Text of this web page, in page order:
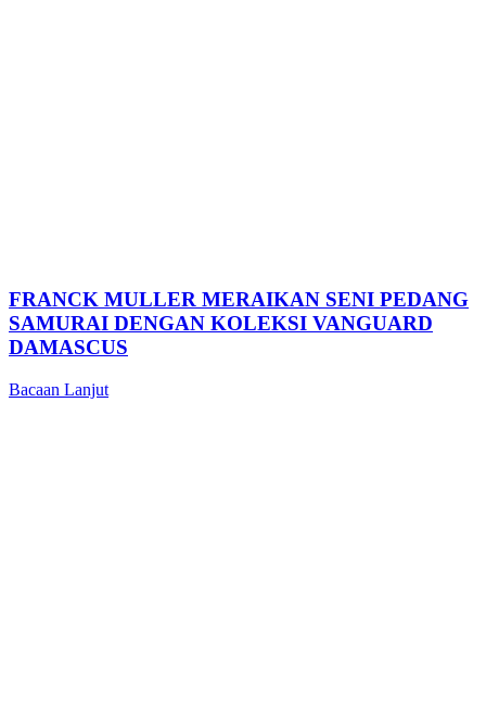
FRANCK MULLER MERAIKAN SENI PEDANG
SAMURAI DENGAN KOLEKSI VANGUARD
DAMASCUS
Bacaan Lanjut